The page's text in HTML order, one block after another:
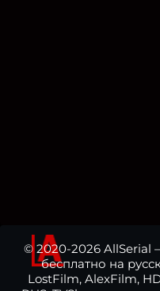
© 2020-2026 AllSerial
бесплатно на
LostFilm, AlexFilm,